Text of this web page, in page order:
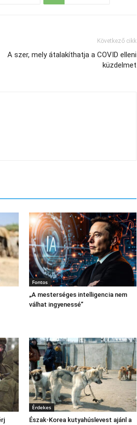
Következő cikk
A szer, mely átalakíthatja a COVID elleni
küzdelmet
Fontos
„A mesterséges intelligencia nem
válhat ingyenessé”
Érdekes
Észak‑Korea kutyahúslevest ajánl a